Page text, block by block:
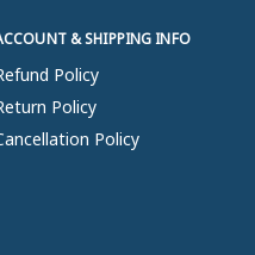
& SHIPPING INFO
Policy
Policy
Policy